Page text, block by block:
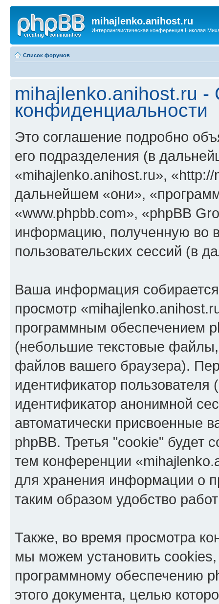
mihajlenko.anihost.ru
Интерлингвистическая конференция Николая
Список форумов
mihajlenko.anihost.ru -
конфиденциальности
Это соглашение подробно
его подразделения (в
«mihajlenko.anihost.ru»,
дальнейшем «они»,
«www.phpbb.com», «phpBB
информацию, полученную во
пользовательских сессий (в
Ваша информация
просмотр
программным обеспечением
(небольшие текстовые
файлов вашего браузера).
идентификатор
идентификатор анонимной
автоматически присвоенные
phpBB. Третья "cookie" будет
тем конференции
для хранения информации о
таким образом удобство
Также, во время просмотра
мы можем установить
программному обеспечению
этого документа, целью